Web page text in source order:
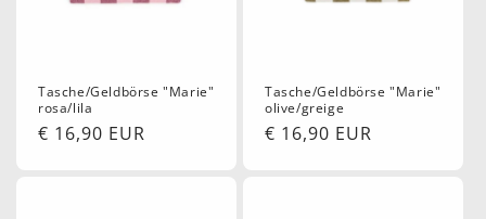
Tasche/Geldbörse "Marie"
rosa/lila
Normaler
€ 16,90 EUR
Tasche/Geldbörse "Marie"
olive/greige
Normaler
€ 16,90 EUR